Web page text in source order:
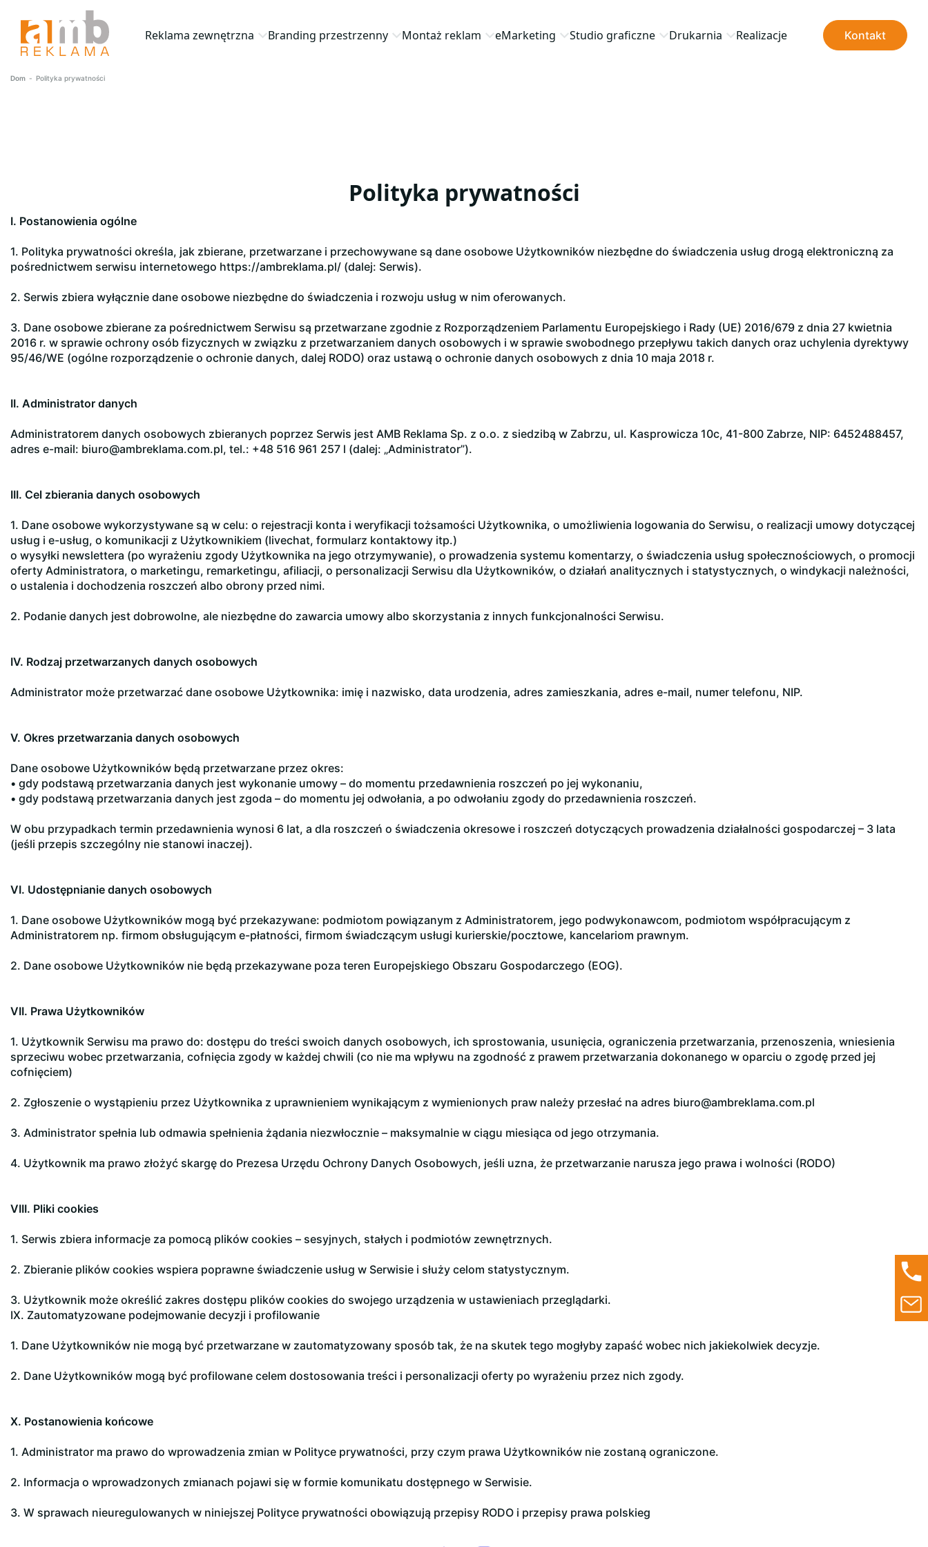
Reklama zewnętrzna Branding przestrzenny Montaż reklam eMarketing Studio graficzne Drukarnia Realizacje Kontakt
Dom - Polityka prywatności
Polityka prywatności
I. Postanowienia ogólne
1. Polityka prywatności określa, jak zbierane, przetwarzane i przechowywane są dane osobowe Użytkowników niezbędne do świadczenia usług drogą elektroniczną za
pośrednictwem serwisu internetowego https://ambreklama.pl/ (dalej: Serwis).
2. Serwis zbiera wyłącznie dane osobowe niezbędne do świadczenia i rozwoju usług w nim oferowanych.
3. Dane osobowe zbierane za pośrednictwem Serwisu są przetwarzane zgodnie z Rozporządzeniem Parlamentu Europejskiego i Rady (UE) 2016/679 z dnia 27 kwietnia
2016 r. w sprawie ochrony osób fizycznych w związku z przetwarzaniem danych osobowych i w sprawie swobodnego przepływu takich danych oraz uchylenia dyrektywy
95/46/WE (ogólne rozporządzenie o ochronie danych, dalej RODO) oraz ustawą o ochronie danych osobowych z dnia 10 maja 2018 r.
II. Administrator danych
Administratorem danych osobowych zbieranych poprzez Serwis jest AMB Reklama Sp. z o.o. z siedzibą w Zabrzu, ul. Kasprowicza 10c, 41-800 Zabrze, NIP: 6452488457,
adres e-mail: biuro@ambreklama.com.pl, tel.: +48 516 961 257 l (dalej: „Administrator”).
III. Cel zbierania danych osobowych
1. Dane osobowe wykorzystywane są w celu: o rejestracji konta i weryfikacji tożsamości Użytkownika, o umożliwienia logowania do Serwisu, o realizacji umowy dotyczącej
usług i e-usług, o komunikacji z Użytkownikiem (livechat, formularz kontaktowy itp.)
o wysyłki newslettera (po wyrażeniu zgody Użytkownika na jego otrzymywanie), o prowadzenia systemu komentarzy, o świadczenia usług społecznościowych, o promocji
oferty Administratora, o marketingu, remarketingu, afiliacji, o personalizacji Serwisu dla Użytkowników, o działań analitycznych i statystycznych, o windykacji należności,
o ustalenia i dochodzenia roszczeń albo obrony przed nimi.
2. Podanie danych jest dobrowolne, ale niezbędne do zawarcia umowy albo skorzystania z innych funkcjonalności Serwisu.
IV. Rodzaj przetwarzanych danych osobowych
Administrator może przetwarzać dane osobowe Użytkownika: imię i nazwisko, data urodzenia, adres zamieszkania, adres e-mail, numer telefonu, NIP.
V. Okres przetwarzania danych osobowych
Dane osobowe Użytkowników będą przetwarzane przez okres:
• gdy podstawą przetwarzania danych jest wykonanie umowy – do momentu przedawnienia roszczeń po jej wykonaniu,
• gdy podstawą przetwarzania danych jest zgoda – do momentu jej odwołania, a po odwołaniu zgody do przedawnienia roszczeń.
W obu przypadkach termin przedawnienia wynosi 6 lat, a dla roszczeń o świadczenia okresowe i roszczeń dotyczących prowadzenia działalności gospodarczej – 3 lata
(jeśli przepis szczególny nie stanowi inaczej).
VI. Udostępnianie danych osobowych
1. Dane osobowe Użytkowników mogą być przekazywane: podmiotom powiązanym z Administratorem, jego podwykonawcom, podmiotom współpracującym z
Administratorem np. firmom obsługującym e-płatności, firmom świadczącym usługi kurierskie/pocztowe, kancelariom prawnym.
2. Dane osobowe Użytkowników nie będą przekazywane poza teren Europejskiego Obszaru Gospodarczego (EOG).
VII. Prawa Użytkowników
1. Użytkownik Serwisu ma prawo do: dostępu do treści swoich danych osobowych, ich sprostowania, usunięcia, ograniczenia przetwarzania, przenoszenia, wniesienia
sprzeciwu wobec przetwarzania, cofnięcia zgody w każdej chwili (co nie ma wpływu na zgodność z prawem przetwarzania dokonanego w oparciu o zgodę przed jej
cofnięciem)
2. Zgłoszenie o wystąpieniu przez Użytkownika z uprawnieniem wynikającym z wymienionych praw należy przesłać na adres biuro@ambreklama.com.pl
3. Administrator spełnia lub odmawia spełnienia żądania niezwłocznie – maksymalnie w ciągu miesiąca od jego otrzymania.
4. Użytkownik ma prawo złożyć skargę do Prezesa Urzędu Ochrony Danych Osobowych, jeśli uzna, że przetwarzanie narusza jego prawa i wolności (RODO)
VIII. Pliki cookies
1. Serwis zbiera informacje za pomocą plików cookies – sesyjnych, stałych i podmiotów zewnętrznych.
2. Zbieranie plików cookies wspiera poprawne świadczenie usług w Serwisie i służy celom statystycznym.
3. Użytkownik może określić zakres dostępu plików cookies do swojego urządzenia w ustawieniach przeglądarki.
IX. Zautomatyzowane podejmowanie decyzji i profilowanie
1. Dane Użytkowników nie mogą być przetwarzane w zautomatyzowany sposób tak, że na skutek tego mogłyby zapaść wobec nich jakiekolwiek decyzje.
2. Dane Użytkowników mogą być profilowane celem dostosowania treści i personalizacji oferty po wyrażeniu przez nich zgody.
X. Postanowienia końcowe
1. Administrator ma prawo do wprowadzenia zmian w Polityce prywatności, przy czym prawa Użytkowników nie zostaną ograniczone.
2. Informacja o wprowadzonych zmianach pojawi się w formie komunikatu dostępnego w Serwisie.
3. W sprawach nieuregulowanych w niniejszej Polityce prywatności obowiązują przepisy RODO i przepisy prawa polskieg